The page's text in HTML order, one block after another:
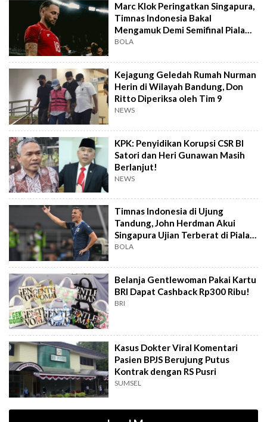
Marc Klok Peringatkan Singapura,
Timnas Indonesia Bakal
Mengamuk Demi Semifinal Piala
AFF 2026
BOLA
Kejagung Geledah Rumah Nurman
Herin di Wilayah Bandung, Don
Ritto Diperiksa oleh Tim 9
NEWS
KPK: Penyidikan Korupsi CSR BI
Satori dan Heri Gunawan Masih
Berlanjut!
NEWS
Timnas Indonesia di Ujung
Tandung, John Herdman Akui
Singapura Ujian Terberat di Piala
AFF 2026
BOLA
Belanja Gentlewoman Pakai Kartu
BRI Dapat Cashback Rp300 Ribu!
BRI
Kasus Dokter Viral Komentari
Pasien BPJS Berujung Putus
Kontrak dengan RS Pusri
SUMSEL